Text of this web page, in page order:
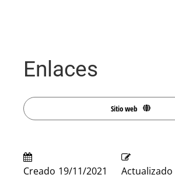
Enlaces
Sitio web
Creado 19/11/2021 Actualizado